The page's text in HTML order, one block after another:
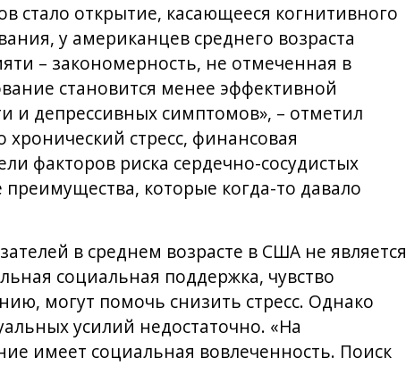
стало открытие, касающееся когнитивного
у американцев среднего возраста
– закономерность, не отмеченная в
становится менее эффективной
и депрессивных симптомов», – отметил
стресс, финансовая
факторов риска сердечно-сосудистых
которые когда-то давало
в среднем возрасте в США не является
социальная поддержка, чувство
могут помочь снизить стресс. Однако
усилий недостаточно. «На
имеет социальная вовлеченность. Поиск